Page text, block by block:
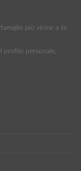
più vicine a te.
profilo personale,